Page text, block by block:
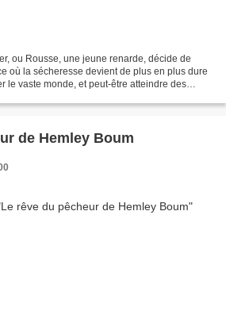
ou Rousse, une jeune renarde, décide de
où la sécheresse devient de plus en plus dure
le vaste monde, et peut-être atteindre des
de Hemley Boum